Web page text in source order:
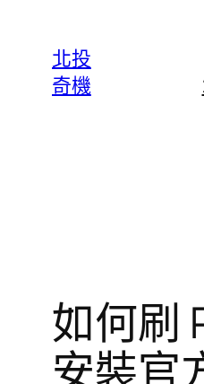
北投
奇機
如何刷
安裝官